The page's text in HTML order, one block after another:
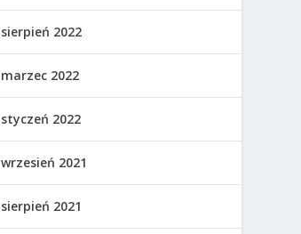
sierpień 2022
marzec 2022
styczeń 2022
wrzesień 2021
sierpień 2021